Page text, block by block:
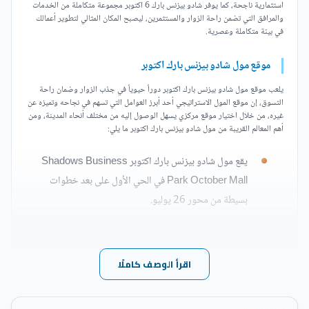
استثمارية ناجحة، كما يوفر شادو بيزنس بارك 6 اكتوبر مجموعة متكاملة من الخدمات
والمرافق التي تضمن راحة الزوار والمستثمرين، ليصبح المكان المثالي لتطوير أعمالك
في بيئة متكاملة وعصرية.
موقع مول شادو بيزنس بارك اكتوبر
يلعب موقع مول شادو بيزنس بارك اكتوبر دوراً حيوياً في جذب الزوار وضمان راحة
التسوق، إن موقع المول الاستراتيجي أحد أبرز العوامل التي تسهم في نجاحه وتميزه عن
غيره، من خلال اختيار موقع مركزي يسهل الوصول إليه من مختلف أنحاء المدينة، ومن
أهم المعالم القريبة من مول شادو بيزنس بارك اكتوبر ما يلي:
يقع مول شادو بيزنس بارك اكتوبر Shadows Business
Park October Mall في الحي الأول على بعد خطوات
بسيطة من محور 26 يوليو.
فيلاجيو اكتوبر ومول الموندو اكتوبر.
يقترب المول من مول مصر ومول العرب.
اقرأ الوصف كاملًا